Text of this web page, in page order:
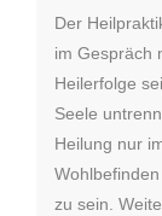
Der
im Gespräch
Heilerfolge
Seele
Heilung nur
zu sein.